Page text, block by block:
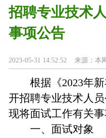
招聘专业技术
事项公告
2023-05-31 14:52:52 来源：本
根据《2023年新
开招聘专业技术人
现将面试工作有关事
一、面试对象